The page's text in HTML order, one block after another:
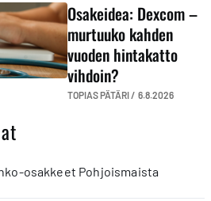
Osakeidea: Dexcom –
murtuuko kahden
vuoden hintakatto
vihdoin?
TOPIAS PÄTÄRI / 6.8.2026
osakkeet Pohjoismaista